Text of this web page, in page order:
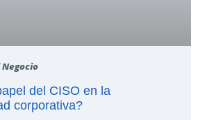
del CISO en la
corporativa?